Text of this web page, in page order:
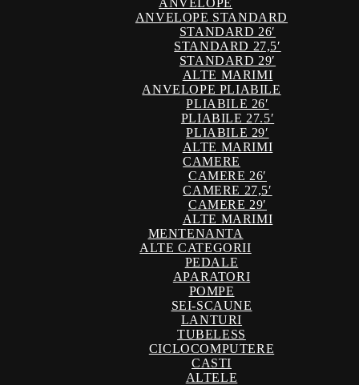
ANVELOPE
ANVELOPE STANDARD
STANDARD 26′
STANDARD 27,5′
STANDARD 29′
ALTE MARIMI
ANVELOPE PLIABILE
PLIABILE 26′
PLIABILE 27.5′
PLIABILE 29′
ALTE MARIMI
CAMERE
CAMERE 26′
CAMERE 27,5′
CAMERE 29′
ALTE MARIMI
MENTENANTA
ALTE CATEGORII
PEDALE
APARATORI
POMPE
SEI-SCAUNE
LANTURI
TUBELESS
CICLOCOMPUTERE
CASTI
ALTELE